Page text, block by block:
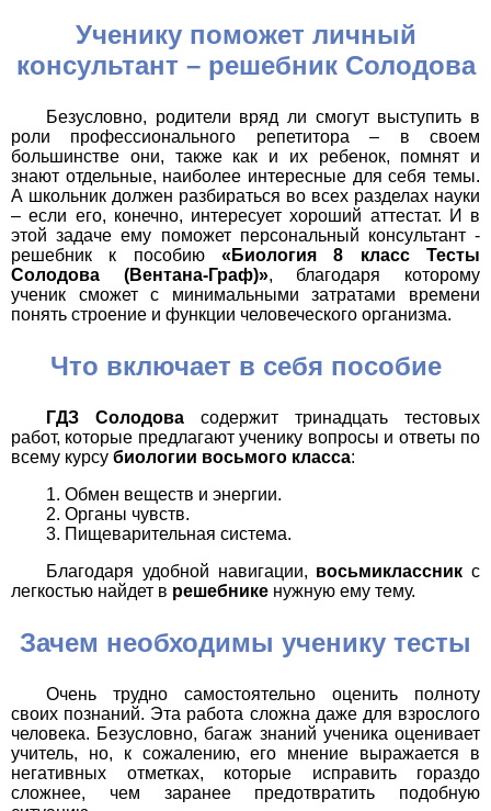
Ученику поможет личный
консультант – решебник Солодова
Безусловно, родители вряд ли смогут выступить в
роли профессионального репетитора – в своем
большинстве они, также как и их ребенок, помнят и
знают отдельные, наиболее интересные для себя темы.
А школьник должен разбираться во всех разделах науки
– если его, конечно, интересует хороший аттестат. И в
этой задаче ему поможет персональный консультант -
решебник к пособию «Биология 8 класс Тесты
Солодова (Вентана-Граф)», благодаря которому
ученик сможет с минимальными затратами времени
понять строение и функции человеческого организма.
Что включает в себя пособие
ГДЗ Солодова содержит тринадцать тестовых
работ, которые предлагают ученику вопросы и ответы по
всему курсу биологии восьмого класса:
Обмен веществ и энергии.
Органы чувств.
Пищеварительная система.
Благодаря удобной навигации, восьмиклассник с
легкостью найдет в решебнике нужную ему тему.
Зачем необходимы ученику тесты
Очень трудно самостоятельно оценить полноту
своих познаний. Эта работа сложна даже для взрослого
человека. Безусловно, багаж знаний ученика оценивает
учитель, но, к сожалению, его мнение выражается в
негативных отметках, которые исправить гораздо
сложнее, чем заранее предотвратить подобную